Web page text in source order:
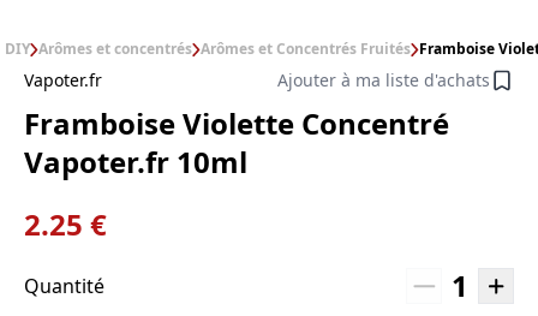
DIY Arômes et concentrés Arômes et Concentrés Fruités Framboise
Vapoter.fr Ajouter à ma liste d'achats
Framboise Violette Concentré
Vapoter.fr 10ml
2.25 €
Quantité 1